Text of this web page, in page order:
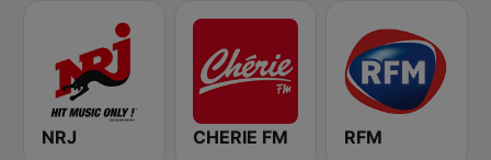
NRJ CHERIE FM RFM